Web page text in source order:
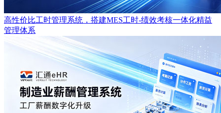
高性价比工时管理系统，搭建MES工时-绩效考核一体化精益
管理体系